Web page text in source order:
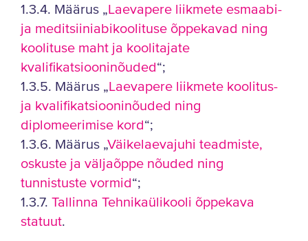
1.3.4. Määrus „Laevapere liikmete esmaabi-
ja meditsiiniabikoolituse õppekavad ning
koolituse maht ja koolitajate
kvalifikatsiooninõuded“;
1.3.5. Määrus „Laevapere liikmete koolitus-
ja kvalifikatsiooninõuded ning
diplomeerimise kord“;
1.3.6. Määrus „Väikelaevajuhi teadmiste,
oskuste ja väljaõppe nõuded ning
tunnistuste vormid“;
1.3.7. Tallinna Tehnikaülikooli õppekava
statuut.